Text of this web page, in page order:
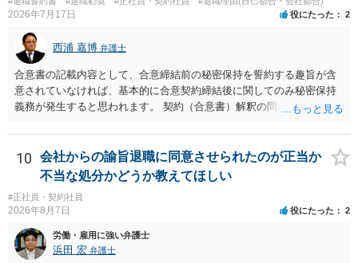
方式と着手金ゼロまたは少額で成功報酬大目の方式のどちらかが多い
と思います（個々の弁護士次第なので一般化はできません）。 早めに
弁護士に直接面談で相談されることをお勧めします。
2026年7月17日 役にたった 2
西浦 嘉博 弁護士
合意書の記載内容として、合意締結前の秘密保持を誓約する趣旨が含
意されていなければ、基本的に合意契約締結後に関してのみ秘密保持
義務が発生すると思われます。 契約（合意書）解釈の問題ですので、
場合、最寄りの法律事務所で相談されることを検討ください。
10
会社からの諭旨退職に同意させられたのが正当か
不当な処分かどうか教えてほしい
#正社員・契約社員
2026年8月7日 役にたった 2
労働・雇用に強い弁護士
浜田 宏 弁護士